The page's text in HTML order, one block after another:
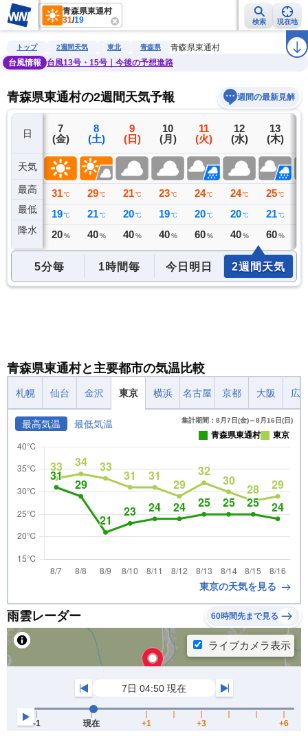
青森県東通村
31/19 検索 現在地
雨雲レーダー 台風情報 地震情報 警報・注意報 ラ
トップ 2週間天気 東北 青森県
青森県東通村
台風情報
台風13号・15号｜今後の予想進路
青森県東通村の2週間天気予報 週間の最新見解
日
天気
最高
最低
降水
6
(木)
26 ℃
20 ℃
0 ミリ
7
(金)
31 ℃
19 ℃
20 %
8
(土)
29 ℃
21 ℃
40 %
9
(日)
21 ℃
20 ℃
40 %
10
(月)
23 ℃
19 ℃
40 %
11
(火)
24 ℃
20 ℃
60 %
12
(水)
24 ℃
20 ℃
40 %
13
(木)
25 ℃
21 ℃
60 %
5分毎 1時間毎 今日明日 2週間天気
青森県東通村と主要都市の気温比較
札幌 仙台 金沢 東京 横浜 名古屋 京都 大阪 広
最高気温 最低気温 集計期間：8月7日(金)～8月16日(日)
青森県東通村 東京
東京の天気を見る
雨雲レーダー 60時間先まで見る